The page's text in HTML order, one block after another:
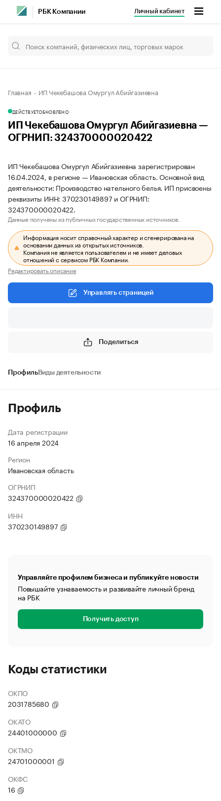
РБК Компании Личный кабинет
Главная ИП Чекебашова Омургул Абийгазиевна
ДЕЙСТВУЕТОБНОВЛЕНО
ИП Чекебашова Омургул Абийгазиевна —
ОГРНИП: 324370000020422
ИП Чекебашова Омургул Абийгазиевна зарегистрирован
16.04.2024, в регионе — Ивановская область. Основной вид
деятельности: Производство нательного белья. ИП присвоены
реквизиты ИНН: 370230149897 и ОГРНИП:
324370000020422.
Данные получены из публичных государственных источников.
Информация носит справочный характер и сгенерирована на
основании данных из открытых источников.
Компания не является пользователем и не имеет деловых
отношений с сервисом РБК Компании.
Редактировать описание
Управлять страницей
Поделиться
ПрофильВиды деятельности
Профиль
Дата регистрации
16 апреля 2024
Регион
Ивановская область
ОГРНИП
324370000020422
ИНН
370230149897
Управляйте профилем бизнеса и публикуйте новости
Повышайте узнаваемость и развивайте личный бренд
на РБК
Получить доступ
Коды статистики
ОКПО
2031785680
ОКАТО
24401000000
ОКТМО
24701000001
ОКФС
16